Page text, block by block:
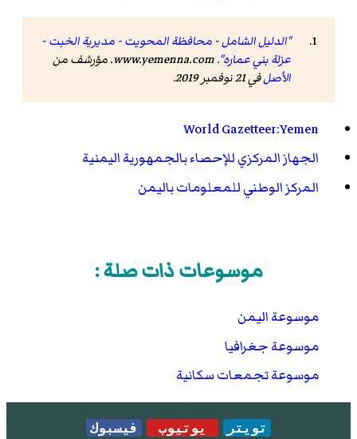
"الدليل الشامل - محافظة المحويت - مديرية الخبت -
عزلة بني عماره".
www.yemenna.com. مؤرشف من
الأصلفي 21 نوفمبر 2019 .
World Gazetteer:Yemen
الجهاز المركزي للإحصاء بالجمهورية اليمنية
المركز الوطني للمعلومات باليمن
موسوعات ذات صلة :
موسوعة اليمن
موسوعة جغرافيا
موسوعة تجمعات سكانية
تويتر يوتيوب فيسبوك